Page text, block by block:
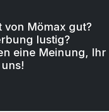
von Mömax gut?
lustig?
eine Meinung, Ihr